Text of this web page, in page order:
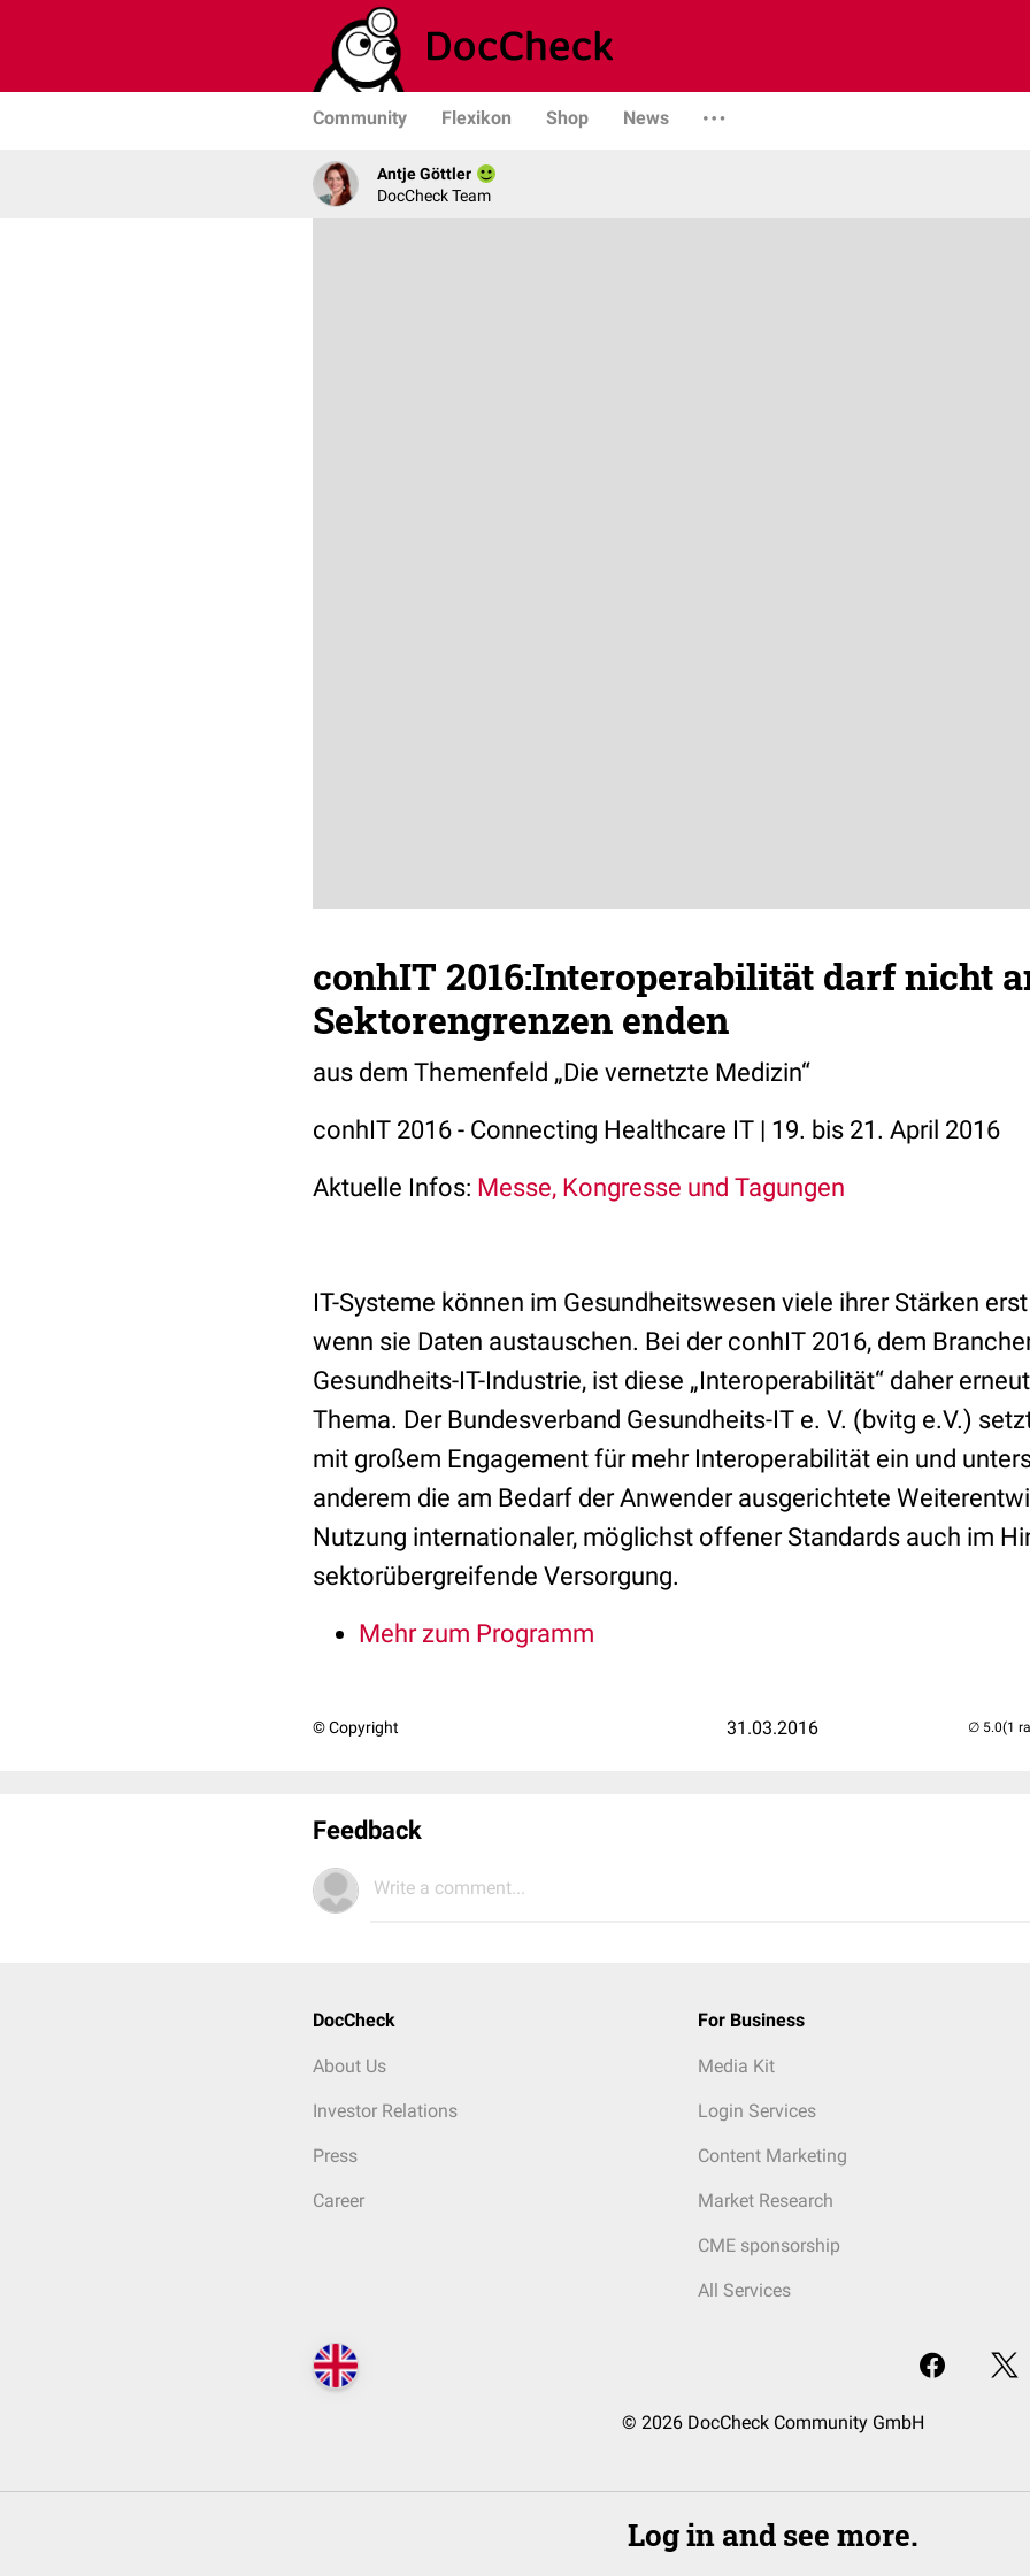
Community Flexikon Shop News
Antje Göttler
DocCheck Team
conhIT 2016:Interoperabilität darf nicht
Sektorengrenzen enden
aus dem Themenfeld „Die vernetzte Medizin“
conhIT 2016 - Connecting Healthcare IT | 19. bis 21. April 2016
Aktuelle Infos: Messe, Kongresse und Tagungen
IT-Systeme können im Gesundheitswesen viele ihrer Stärken
wenn sie Daten austauschen. Bei der conhIT 2016, dem
Gesundheits-IT-Industrie, ist diese „Interoperabilität“ daher
Thema. Der Bundesverband Gesundheits-IT e. V. (bvitg e.V.)
mit großem Engagement für mehr Interoperabilität ein und
anderem die am Bedarf der Anwender ausgerichtete
Nutzung internationaler, möglichst offener Standards auch im
sektorübergreifende Versorgung.
Mehr zum Programm
© Copyright 31.03.2016 (1
Feedback
Write a comment...
DocCheck
About Us
Investor Relations
Press
Career
For Business
Media Kit
Login Services
Content Marketing
Market Research
CME sponsorship
All Services
© 2026 DocCheck Community GmbH
Log in and see more.